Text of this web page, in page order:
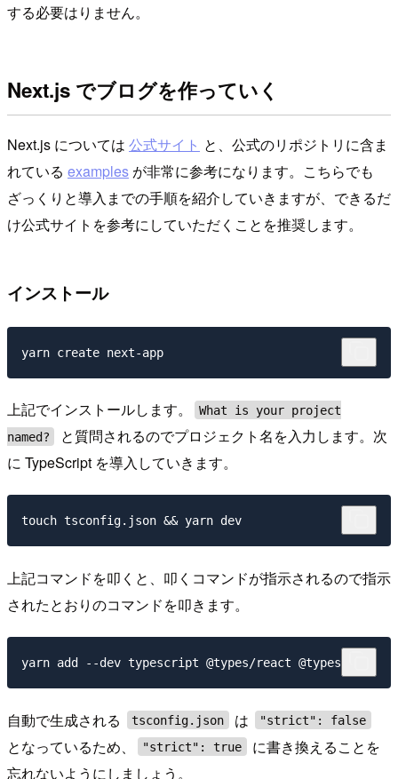
する必要はりません。
Next.js でブログを作っていく
Next.js については 公式サイト と、公式のリポジトリに含ま
れている examples が非常に参考になります。こちらでも
ざっくりと導入までの手順を紹介していきますが、できるだ
け公式サイトを参考にしていただくことを推奨します。
インストール
上記でインストールします。
What is your project
named?
と質問されるのでプロジェクト名を入力します。次
に TypeScript を導入していきます。
上記コマンドを叩くと、叩くコマンドが指示されるので指示
されたとおりのコマンドを叩きます。
自動で生成される tsconfig.json は "strict": false
となっているため、 "strict": true
に書き換えることを
忘れないようにしましょう。